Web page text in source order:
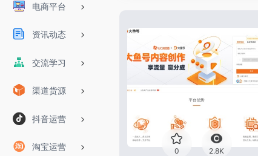
电商平台
资讯动态
交流学习
渠道货源
抖音运营
淘宝运营 0 2.8K